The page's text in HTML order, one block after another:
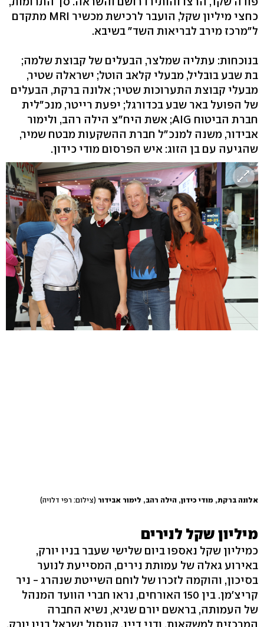
כחצי מיליון שקל, הועבר לרכישת מכשיר MRI מתקדם
ל"מרכז מירב לבריאות השד" בשיבא.
בנוכחות: עתליה שמלצר, הבעלים של קבוצת שלמה;
בת שבע בובליל, מבעלי קלאב הוטל; ישראלה שטיר,
מבעלי קבוצת התערוכות שטיר; אלונה ברקת, הבעלים
של הפועל באר שבע בכדורגל; יפעת רייטר, מנכ"לית
חברת הביטוח AIG; אשת היח"צ הילה רהב, ולימור
אבידור, משנה למנכ"ל חברת ההשקעות מבטח שמיר,
שהגיעה עם בן הזוג: איש הפרסום מודי כידון.
אלונה ברקת, מודי כידון, הילה רהב, לימור אבידור (צילום: רפי דלויה)
מיליון שקל לנירים
כמיליון שקל נאספו ביום שלישי שעבר בניו יורק,
באירוע גאלה של עמותת נירים, המסייעת לנוער
בסיכון, והוקמה לזכרו של לוחם השייטת שנהרג - ניר
קריצ'מן. בין 150 האורחים, נראו חברי הוועד המנהל
של העמותה, בראשם יורם שגיא, נשיא החברה